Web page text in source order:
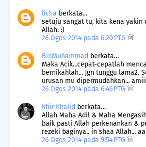
licha berkata…
setuju sangat tu, kita kena yakin
Allah. :)
26 Ogos 2014 pada 6:20 PTG
BinMuhammad berkata…
Maka Acik...cepat-cepatlah
bernikahlah... Jgn tunggu lama2.
urusan mu dipermudahkan...
26 Ogos 2014 pada 6:46 PTG
Khir Khalid berkata…
Allah Maha Adil & Maha
baik pasti Allah perkenankan &
rezeki baginya.. in shaa Allah...
26 Ogos 2014 pada 9:54 PTG